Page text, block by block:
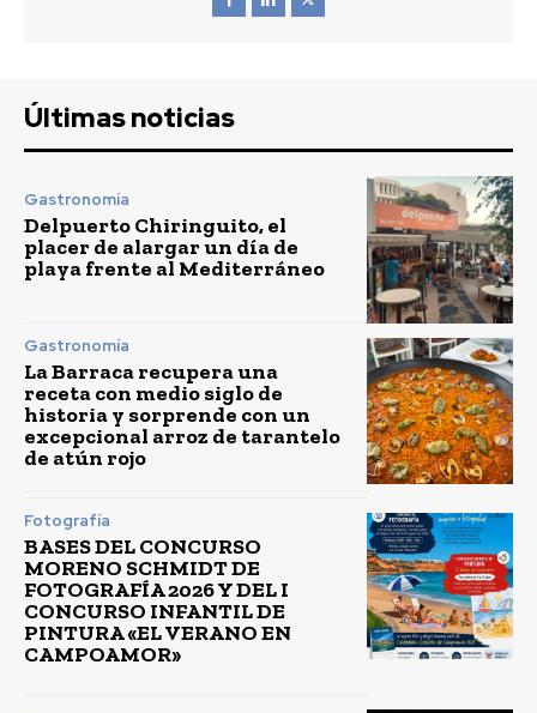
Últimas noticias
Gastronomía
Delpuerto Chiringuito, el
placer de alargar un día de
playa frente al Mediterráneo
Gastronomía
La Barraca recupera una
receta con medio siglo de
historia y sorprende con un
excepcional arroz de tarantelo
de atún rojo
Fotografía
BASES DEL CONCURSO
MORENO SCHMIDT DE
FOTOGRAFÍA 2026 Y DEL I
CONCURSO INFANTIL DE
PINTURA «EL VERANO EN
CAMPOAMOR»